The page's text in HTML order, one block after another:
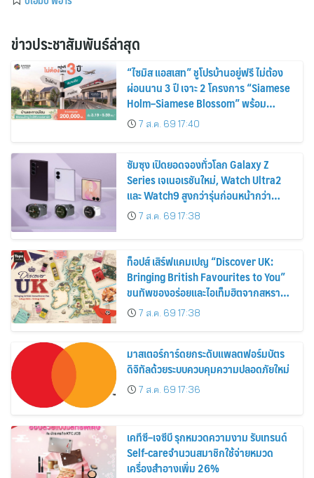
ข่าวประชาสัมพันธ์ล่าสุด
“ไซมิส แอสเสท” ชูโปรบ้านอยู่ฟรี ไม่ต้อง
ผ่อนนาน 3 ปี เจาะ 2 โครงการ “Siamese
Holm–Siamese Blossom” พร้อม
ส่วนลดและสิทธิพิเศษถึง 31 สิงหาคม
2569
7 ส.ค. 69 17:40
ซัมซุง เปิดยอดจองทั่วโลก Galaxy Z
Series เจเนอเรชันใหม่, Watch Ultra2
และ Watch9 สูงกว่ารุ่นก่อนหน้ากว่า
30%7 ส.ค. 69 17:38
ท็อปส์ เสิร์ฟแคมเปญ “Discover UK:
Bringing British Favourites to You”
ขนทัพของอร่อยและไอเท็มฮิตจากสหราช
อาณาจักร ส่งตรงถึงมือตั้งแต่วันนี้ – 18
สิงหาคมนี้
7 ส.ค. 69 17:38
มาสเตอร์การ์ดยกระดับแพลตฟอร์มบัตร
ดิจิทัลด้วยระบบควบคุมความปลอดภัยใหม่
7 ส.ค. 69 17:36
เคทีซี–เจซีบี รุกหมวดความงาม รับเทรนด์
Self-careจำนวนสมาชิกใช้จ่ายหมวด
เครื่องสำอางเพิ่ม 26%